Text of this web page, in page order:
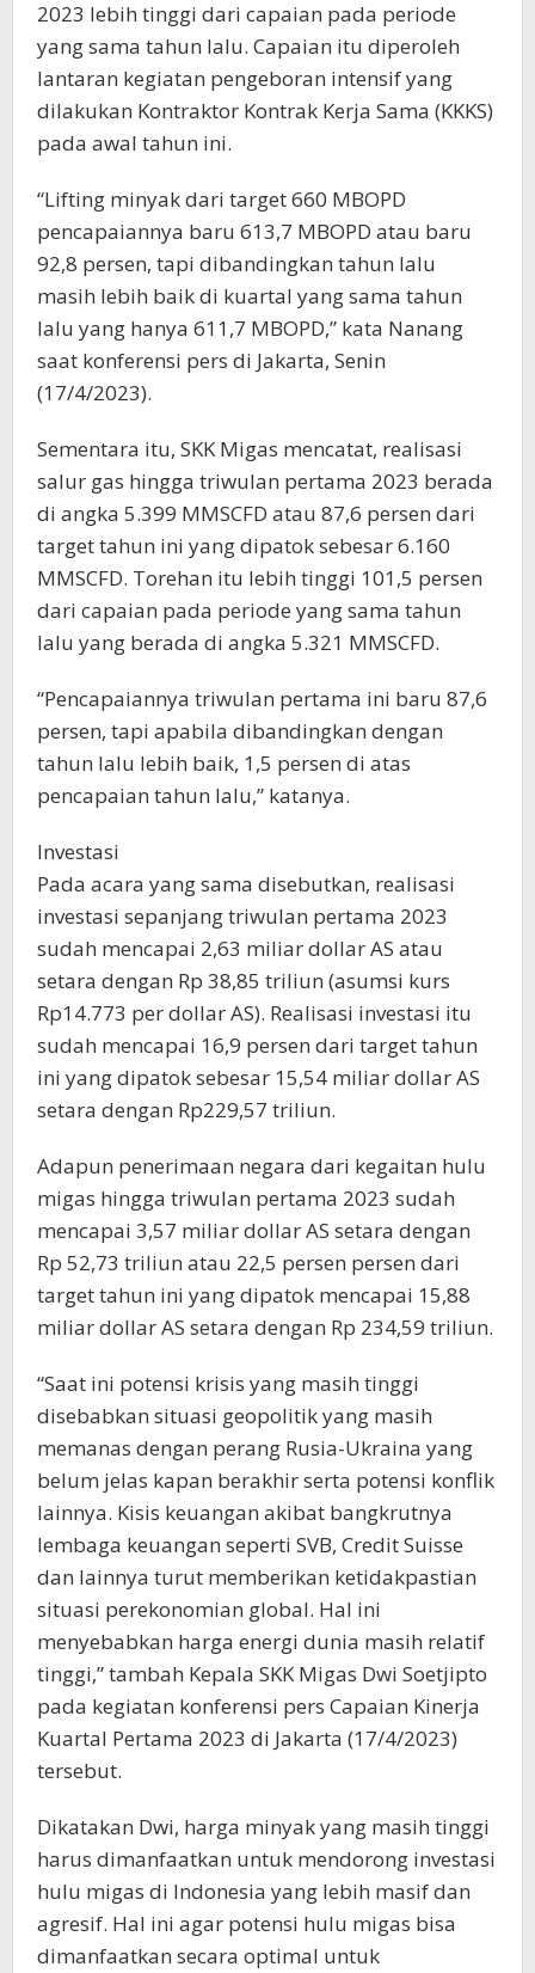
2023 lebih tinggi dari capaian pada periode
yang sama tahun lalu. Capaian itu diperoleh
lantaran kegiatan pengeboran intensif yang
dilakukan Kontraktor Kontrak Kerja Sama (KKKS)
pada awal tahun ini.
“Lifting minyak dari target 660 MBOPD
pencapaiannya baru 613,7 MBOPD atau baru
92,8 persen, tapi dibandingkan tahun lalu
masih lebih baik di kuartal yang sama tahun
lalu yang hanya 611,7 MBOPD,” kata Nanang
saat konferensi pers di Jakarta, Senin
(17/4/2023).
Sementara itu, SKK Migas mencatat, realisasi
salur gas hingga triwulan pertama 2023 berada
di angka 5.399 MMSCFD atau 87,6 persen dari
target tahun ini yang dipatok sebesar 6.160
MMSCFD. Torehan itu lebih tinggi 101,5 persen
dari capaian pada periode yang sama tahun
lalu yang berada di angka 5.321 MMSCFD.
“Pencapaiannya triwulan pertama ini baru 87,6
persen, tapi apabila dibandingkan dengan
tahun lalu lebih baik, 1,5 persen di atas
pencapaian tahun lalu,” katanya.
Investasi
Pada acara yang sama disebutkan, realisasi
investasi sepanjang triwulan pertama 2023
sudah mencapai 2,63 miliar dollar AS atau
setara dengan Rp 38,85 triliun (asumsi kurs
Rp14.773 per dollar AS). Realisasi investasi itu
sudah mencapai 16,9 persen dari target tahun
ini yang dipatok sebesar 15,54 miliar dollar AS
setara dengan Rp229,57 triliun.
Adapun penerimaan negara dari kegaitan hulu
migas hingga triwulan pertama 2023 sudah
mencapai 3,57 miliar dollar AS setara dengan
Rp 52,73 triliun atau 22,5 persen persen dari
target tahun ini yang dipatok mencapai 15,88
miliar dollar AS setara dengan Rp 234,59 triliun.
“Saat ini potensi krisis yang masih tinggi
disebabkan situasi geopolitik yang masih
memanas dengan perang Rusia-Ukraina yang
belum jelas kapan berakhir serta potensi konflik
lainnya. Kisis keuangan akibat bangkrutnya
lembaga keuangan seperti SVB, Credit Suisse
dan lainnya turut memberikan ketidakpastian
situasi perekonomian global. Hal ini
menyebabkan harga energi dunia masih relatif
tinggi,” tambah Kepala SKK Migas Dwi Soetjipto
pada kegiatan konferensi pers Capaian Kinerja
Kuartal Pertama 2023 di Jakarta (17/4/2023)
tersebut.
Dikatakan Dwi, harga minyak yang masih tinggi
harus dimanfaatkan untuk mendorong investasi
hulu migas di Indonesia yang lebih masif dan
agresif. Hal ini agar potensi hulu migas bisa
dimanfaatkan secara optimal untuk